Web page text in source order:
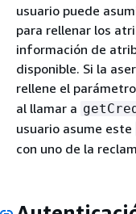
usuario puede
para rellenar los
información de
disponible. Si la
rellene el parámetro
al llamar a
usuario asume este
con uno de la